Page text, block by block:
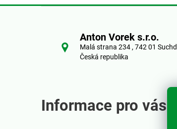
Anton Vorek s.r.o.
Malá strana 234 , 742 01
Česká republika
Informace pro vás